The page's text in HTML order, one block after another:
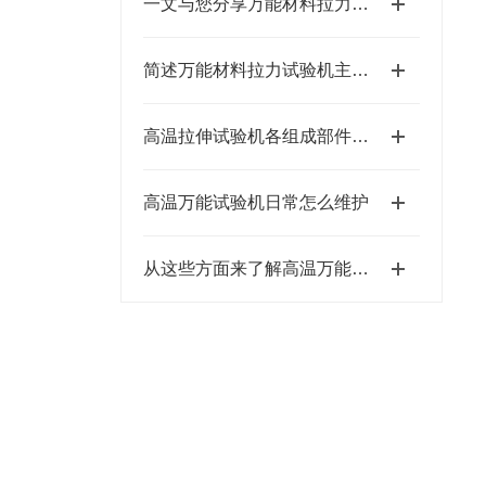
一文与您分享万能材料拉力试验机的系统化维护机制
简述万能材料拉力试验机主要组成部件的功能特点
高温拉伸试验机各组成部件的功能和特点介绍
高温万能试验机日常怎么维护
从这些方面来了解高温万能试验机